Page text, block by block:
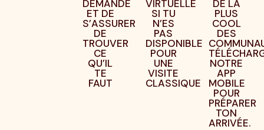
DEMANDE
ET DE
S’ASSURER
DE
TROUVER
CE
QU’IL
TE
FAUT
VIRTUELLE
SI TU
N’ES
PAS
DISPONIBLE
POUR
UNE
VISITE
CLASSIQUE
DE LA
PLUS
COOL
DES
NOTRE
APP
MOBILE
POUR
PRÉPARER
TON
ARRIVÉE.